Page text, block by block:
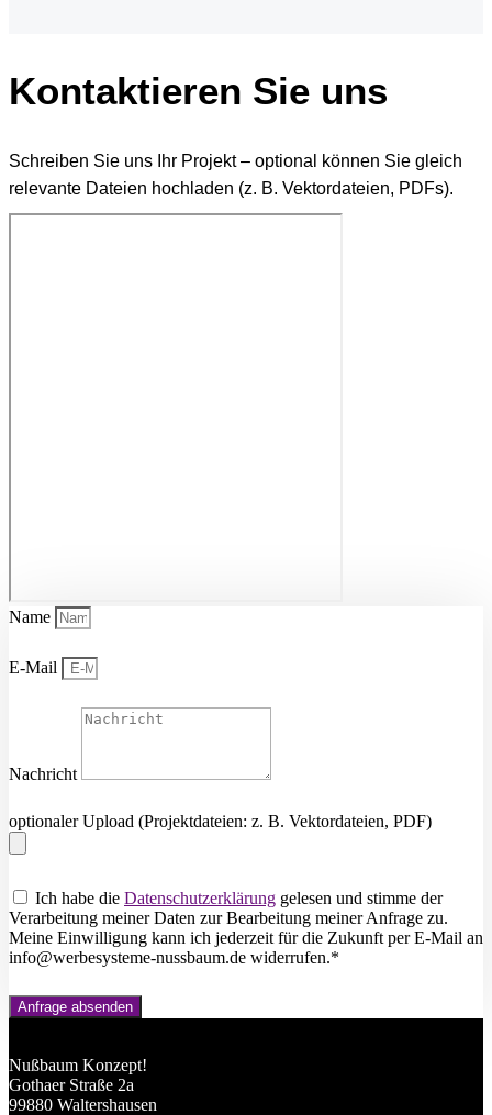
Kontaktieren Sie uns
Schreiben Sie uns Ihr Projekt – optional können Sie gleich
relevante Dateien hochladen (z. B. Vektordateien, PDFs).
Name
E-Mail
Nachricht
optionaler Upload (Projektdateien: z. B. Vektordateien, PDF)
Ich habe die Datenschutzerklärung gelesen und stimme der
Verarbeitung meiner Daten zur Bearbeitung meiner Anfrage zu.
Meine Einwilligung kann ich jederzeit für die Zukunft per E-Mail an
info@werbesysteme-nussbaum.de widerrufen.*
Anfrage absenden
Nußbaum Konzept!
Gothaer Straße 2a
99880 Waltershausen